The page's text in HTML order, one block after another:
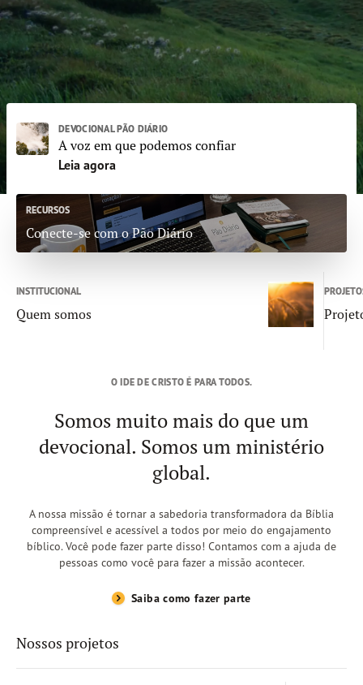
DEVOCIONAL PÃO DIÁRIO
A voz em que podemos confiar
Leia agora
RECURSOS
Conecte-se com o Pão Diário
INSTITUCIONAL
Quem somos
O IDE DE CRISTO É PARA TODOS.
Somos muito mais do que um
devocional. Somos um ministério
global.
A nossa missão é tornar a sabedoria transformadora da Bíblia
compreensível e acessível a todos por meio do engajamento
bíblico. Você pode fazer parte disso! Contamos com a ajuda de
pessoas como você para fazer a missão acontecer.
Saiba como fazer parte
Nossos projetos